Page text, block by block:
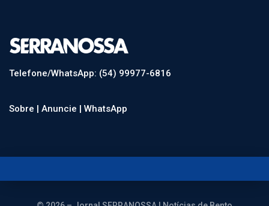
Telefone/WhatsApp: (54) 99977-6816
Sobre | Anuncie | WhatsApp